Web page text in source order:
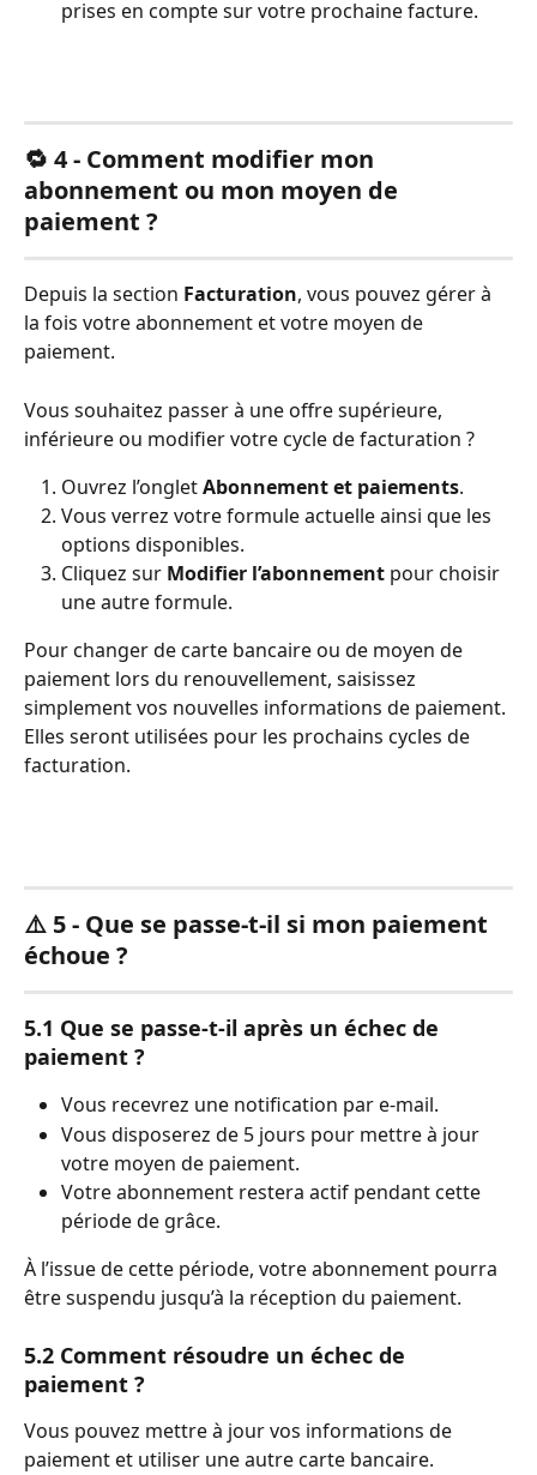
prises en compte sur votre prochaine facture.
🔁 4 - Comment modifier mon
abonnement ou mon moyen de
paiement ?
Depuis la section Facturation, vous pouvez gérer à
la fois votre abonnement et votre moyen de
paiement.
Vous souhaitez passer à une offre supérieure,
inférieure ou modifier votre cycle de facturation ?
Ouvrez l’onglet Abonnement et paiements.
Vous verrez votre formule actuelle ainsi que les
options disponibles.
Cliquez sur Modifier l’abonnement pour choisir
une autre formule.
Pour changer de carte bancaire ou de moyen de
paiement lors du renouvellement, saisissez
simplement vos nouvelles informations de paiement.
Elles seront utilisées pour les prochains cycles de
facturation.
⚠️ 5 - Que se passe-t-il si mon paiement
échoue ?
5.1 Que se passe-t-il après un échec de
paiement ?
Vous recevrez une notification par e-mail.
Vous disposerez de 5 jours pour mettre à jour
votre moyen de paiement.
Votre abonnement restera actif pendant cette
période de grâce.
À l’issue de cette période, votre abonnement pourra
être suspendu jusqu’à la réception du paiement.
5.2 Comment résoudre un échec de
paiement ?
Vous pouvez mettre à jour vos informations de
paiement et utiliser une autre carte bancaire.